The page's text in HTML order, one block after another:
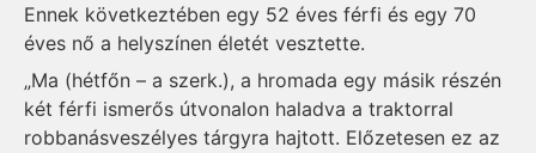
Ennek következtében egy 52 éves férfi és egy 70
éves nő a helyszínen életét vesztette.
„Ma (hétfőn – a szerk.), a hromada egy másik részén
két férfi ismerős útvonalon haladva a traktorral
robbanásveszélyes tárgyra hajtott. Előzetesen ez az